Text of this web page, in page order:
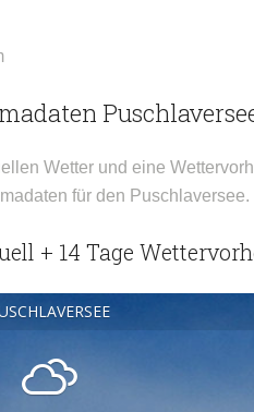
Wetter und eine
für den Puschlaversee.
+ 14 Tage